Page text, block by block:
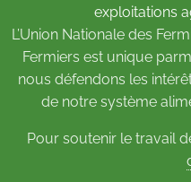
exploitations
L’Union Nationale des
Fermiers est unique
nous défendons les
de notre système
Pour soutenir le travail